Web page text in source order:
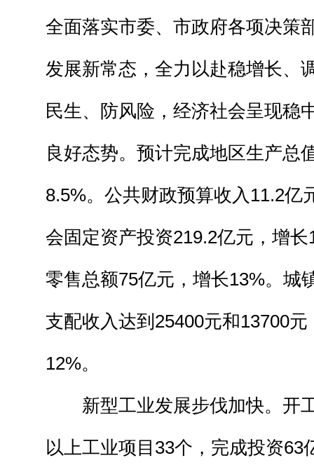
全面落实市委、市政府各项决策
发展新常态，全力以赴稳增长、
民生、防风险，经济社会呈现稳
良好态势。预计完成地区生产总
8.5%。公共财政预算收入11.2亿
会固定资产投资219.2亿元，增
零售总额75亿元，增长13%。城
支配收入达到25400元和13700
12%。
新型工业发展步伐加快。开
以上工业项目33个，完成投资63